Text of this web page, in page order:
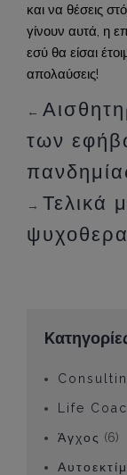
και να θέσεις
γίνουν αυτά, η
εσύ θα είσαι
απολαύσεις!
←
των
→ Τελικά
Life
Άγχος (6)